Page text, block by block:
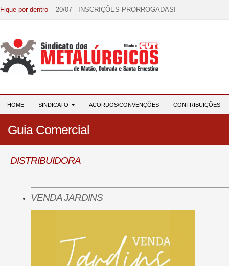
Fique por dentro 20/07 - INSCRIÇÕES PRORROGADAS!
07/07 - Increva-se! Link na descrição!
03/08 - DATA-BASE 2026: HORA DE UNIÃO E
HOME SINDICATO ACORDOS/CONVENÇÕES CONTRIBUIÇÕES
Guia Comercial
DISTRIBUIDORA
VENDA JARDINS